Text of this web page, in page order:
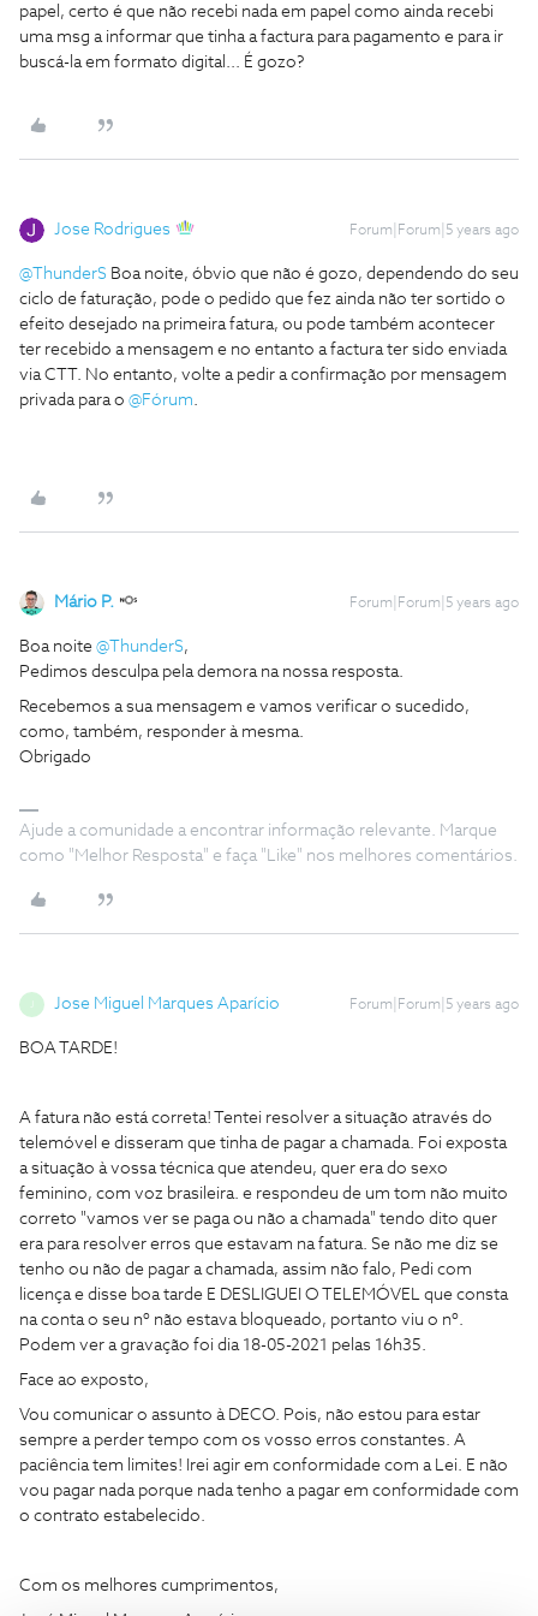
papel, certo é que não recebi nada em papel como ainda recebi
uma msg a informar que tinha a factura para pagamento e para ir
buscá-la em formato digital... É gozo?
Jose Rodrigues Forum|Forum|5 years ago
@ThunderS Boa noite, óbvio que não é gozo, dependendo do seu
ciclo de faturação, pode o pedido que fez ainda não ter sortido o
efeito desejado na primeira fatura, ou pode também acontecer
ter recebido a mensagem e no entanto a factura ter sido enviada
via CTT. No entanto, volte a pedir a confirmação por mensagem
privada para o @Fórum.
Mário P. Forum|Forum|5 years ago
Boa noite @ThunderS,
Pedimos desculpa pela demora na nossa resposta.
Recebemos a sua mensagem e vamos verificar o sucedido,
como, também, responder à mesma.
Obrigado
Ajude a comunidade a encontrar informação relevante. Marque
como "Melhor Resposta" e faça "Like" nos melhores comentários.
Jose Miguel Marques Aparício Forum|Forum|5 years ago
BOA TARDE!
A fatura não está correta! Tentei resolver a situação através do
telemóvel e disseram que tinha de pagar a chamada. Foi exposta
a situação à vossa técnica que atendeu, quer era do sexo
feminino, com voz brasileira. e respondeu de um tom não muito
correto "vamos ver se paga ou não a chamada" tendo dito quer
era para resolver erros que estavam na fatura. Se não me diz se
tenho ou não de pagar a chamada, assim não falo, Pedi com
licença e disse boa tarde E DESLIGUEI O TELEMÓVEL que consta
na conta o seu nº não estava bloqueado, portanto viu o nº.
Podem ver a gravação foi dia 18-05-2021 pelas 16h35.
Face ao exposto,
Vou comunicar o assunto à DECO. Pois, não estou para estar
sempre a perder tempo com os vosso erros constantes. A
paciência tem limites! Irei agir em conformidade com a Lei. E não
vou pagar nada porque nada tenho a pagar em conformidade com
o contrato estabelecido.
Com os melhores cumprimentos,